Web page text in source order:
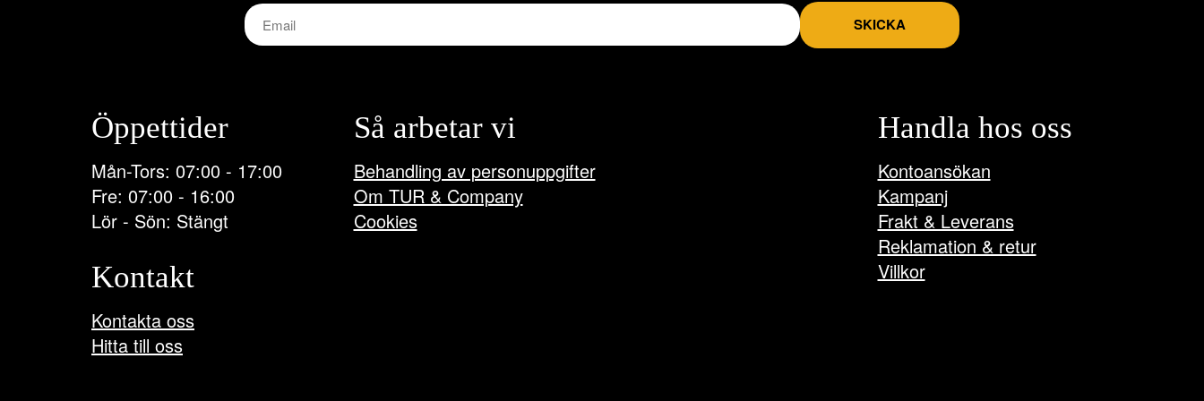
SKICKA
Öppettider
Mån-Tors: 07:00 - 17:00
Fre: 07:00 - 16:00
Lör - Sön: Stängt
Kontakt
Kontakta oss
Hitta till oss
Så arbetar vi
Behandling av personuppgifter
Om TUR & Company
Cookies
Handla hos oss
Kontoansökan
Kampanj
Frakt & Leverans
Reklamation & retur
Villkor